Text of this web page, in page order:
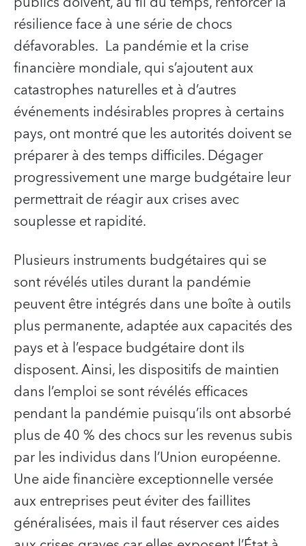
résilience face à une série de chocs
défavorables. La pandémie et la crise
financière mondiale, qui s’ajoutent aux
catastrophes naturelles et à d’autres
événements indésirables propres à certains
pays, ont montré que les autorités doivent se
préparer à des temps difficiles. Dégager
progressivement une marge budgétaire leur
permettrait de réagir aux crises avec
souplesse et rapidité.
Plusieurs instruments budgétaires qui se
sont révélés utiles durant la pandémie
peuvent être intégrés dans une boîte à outils
plus permanente, adaptée aux capacités des
pays et à l’espace budgétaire dont ils
disposent. Ainsi, les dispositifs de maintien
dans l’emploi se sont révélés efficaces
pendant la pandémie puisqu’ils ont absorbé
plus de 40 % des chocs sur les revenus subis
par les individus dans l’Union européenne.
Une aide financière exceptionnelle versée
aux entreprises peut éviter des faillites
généralisées, mais il faut réserver ces aides